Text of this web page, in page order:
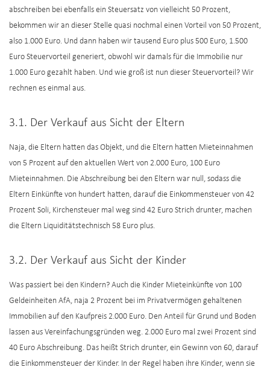
abschreiben bei ebenfalls ein Steuersatz von vielleicht 50 Prozent,
bekommen wir an dieser Stelle quasi nochmal einen Vorteil von 50 Prozent,
also 1.000 Euro. Und dann haben wir tausend Euro plus 500 Euro, 1.500
Euro Steuervorteil generiert, obwohl wir damals für die Immobilie nur
1.000 Euro gezahlt haben. Und wie groß ist nun dieser Steuervorteil? Wir
rechnen es einmal aus.
3.1. Der Verkauf aus Sicht der Eltern
Naja, die Eltern hatten das Objekt, und die Eltern hatten Mieteinnahmen
von 5 Prozent auf den aktuellen Wert von 2.000 Euro, 100 Euro
Mieteinnahmen. Die Abschreibung bei den Eltern war null, sodass die
Eltern Einkünfte von hundert hatten, darauf die Einkommensteuer von 42
Prozent Soli, Kirchensteuer mal weg sind 42 Euro Strich drunter, machen
die Eltern Liquiditätstechnisch 58 Euro plus.
3.2. Der Verkauf aus Sicht der Kinder
Was passiert bei den Kindern? Auch die Kinder Mieteinkünfte von 100
Geldeinheiten AfA, naja 2 Prozent bei im Privatvermögen gehaltenen
Immobilien auf den Kaufpreis 2.000 Euro. Den Anteil für Grund und Boden
lassen aus Vereinfachungsgründen weg. 2.000 Euro mal zwei Prozent sind
40 Euro Abschreibung. Das heißt Strich drunter, ein Gewinn von 60, darauf
die Einkommensteuer der Kinder. In der Regel haben ihre Kinder, wenn sie